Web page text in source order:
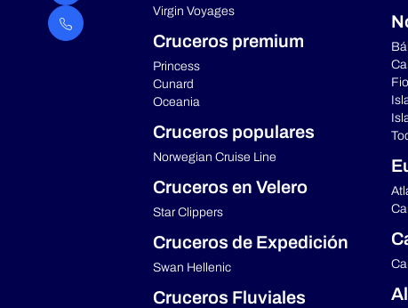
Virgin Voyages
Cruceros premium
Princess
Cunard
Oceania
Cruceros populares
Norwegian Cruise Line
Cruceros en Velero
Star Clippers
Cruceros de Expedición
Swan Hellenic
Cruceros Fluviales